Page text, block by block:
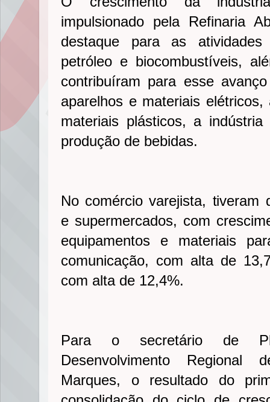
impulsionado pela Refinaria
destaque para as
petróleo e biocombustíveis,
contribuíram para esse
aparelhos e materiais
materiais plásticos, a
produção de bebidas.
No comércio varejista, tiveram
e supermercados, com
equipamentos e materiais
comunicação, com alta de
com alta de 12,4%.
Para o secretário de
Desenvolvimento Regional
Marques, o resultado do